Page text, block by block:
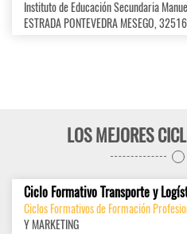
Instituto de Educación Secundaria
ESTRADA PONTEVEDRA MESEGO, 32516
LOS MEJORES
Ciclo Formativo Transporte y
Ciclos Formativos de Formación
Y MARKETING